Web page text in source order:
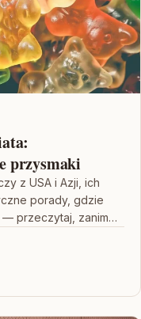
przysmaki
z USA i Azji, ich
porady, gdzie
przeczytaj, zanim…